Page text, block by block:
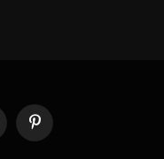
Pinterest